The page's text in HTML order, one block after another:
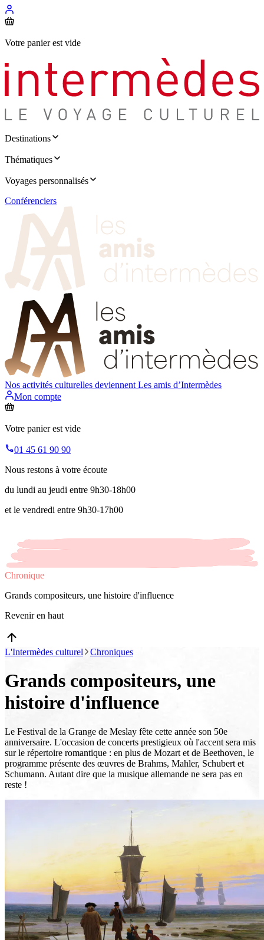
Votre panier est vide
Destinations
Thématiques
Voyages personnalisés
Conférenciers
Nos activités culturelles deviennent Les amis d’Intermèdes
Mon compte
Votre panier est vide
01 45 61 90 90
Nous restons à votre écoute
du lundi au jeudi entre 9h30-18h00
et le vendredi entre 9h30-17h00
Chronique
Grands compositeurs, une histoire d'influence
Revenir en haut
L'Intermèdes culturel Chroniques
Grands compositeurs, une
histoire d'influence
Le Festival de la Grange de Meslay fête cette année son 50e
anniversaire. L'occasion de concerts prestigieux où l'accent sera mis
sur le répertoire romantique : en plus de Mozart et de Beethoven, le
programme présente des œuvres de Brahms, Mahler, Schubert et
Schumann. Autant dire que la musique allemande ne sera pas en
reste !